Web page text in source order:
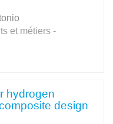
et métiers -
hydrogen
design